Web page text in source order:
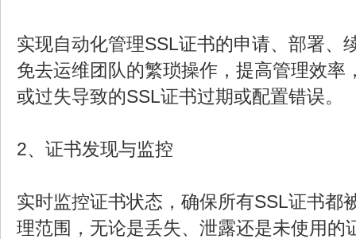
实现自动化管理SSL证书的申请、部署、
免去运维团队的繁琐操作，提高管理效率
或过失导致的SSL证书过期或配置错误。
2、证书发现与监控
实时监控证书状态，确保所有SSL证书都
理范围，无论是丢失、泄露还是未使用的